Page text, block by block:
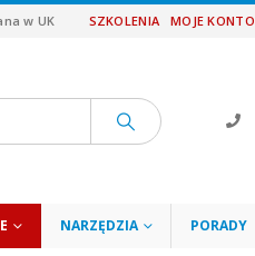
w UK SZKOLENIA MOJE KONTO
NARZĘDZIA PORADY